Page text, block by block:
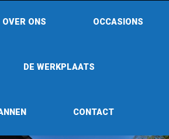
OVER ONS OCCASIONS
DE WERKPLAATS
CONTACT